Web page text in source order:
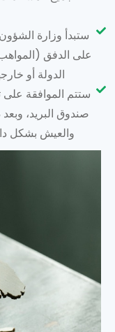
ستبدأ وزارة
على الدفق
الدولة أو
ستتم الموافقة
صندوق البريد،
والعيش بشكل